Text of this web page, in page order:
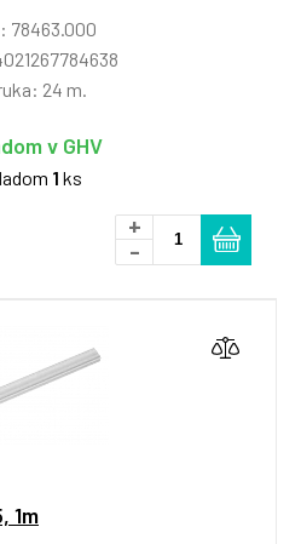
78463.000
24 m.
v GHV
1 ks
+
-
1m